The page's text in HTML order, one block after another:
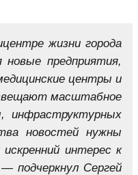
жизни города
предприятия,
центры и
масштабное
инфраструктурных
новостей нужны
интерес к
подчеркнул Сергей